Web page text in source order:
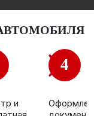
и
4